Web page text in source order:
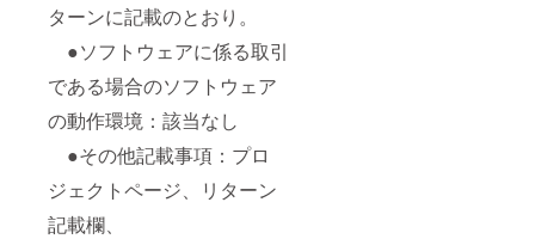
ターンに記載のとおり。
●ソフトウェアに係る取引
である場合のソフトウェア
の動作環境：該当なし
●その他記載事項：プロ
ジェクトページ、リターン
記載欄、